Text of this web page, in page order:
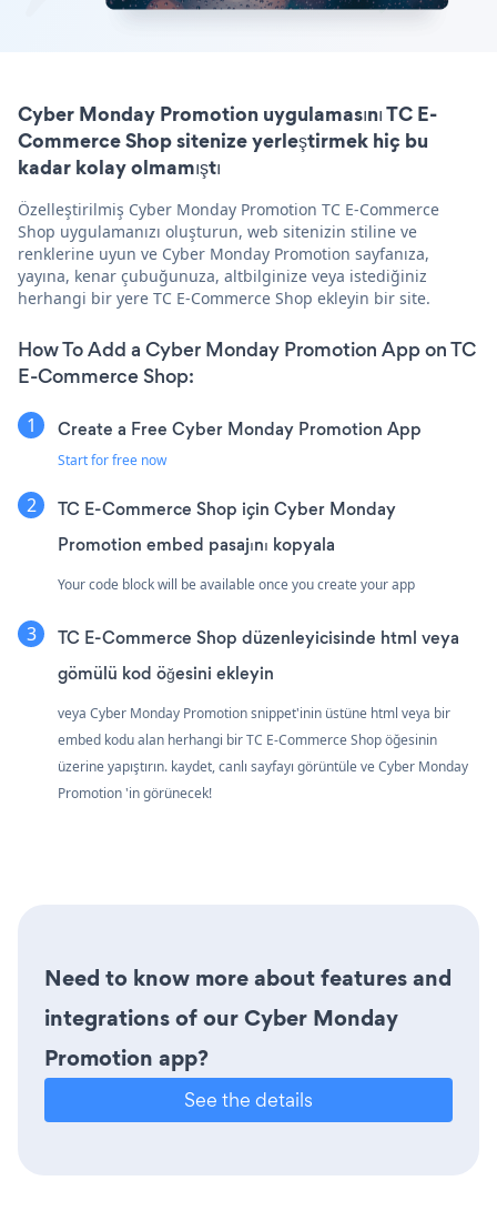
Cyber Monday Promotion uygulamasını TC E-
Commerce Shop sitenize yerleştirmek hiç bu
kadar kolay olmamıştı
Özelleştirilmiş Cyber Monday Promotion TC E-Commerce
Shop uygulamanızı oluşturun, web sitenizin stiline ve
renklerine uyun ve Cyber Monday Promotion sayfanıza,
yayına, kenar çubuğunuza, altbilginize veya istediğiniz
herhangi bir yere TC E-Commerce Shop ekleyin bir site.
How To Add a Cyber Monday Promotion App on TC
E-Commerce Shop:
Create a Free Cyber Monday Promotion App
Start for free now
TC E-Commerce Shop için Cyber Monday
Promotion embed pasajını kopyala
Your code block will be available once you create your app
TC E-Commerce Shop düzenleyicisinde html veya
gömülü kod öğesini ekleyin
veya Cyber Monday Promotion snippet'inin üstüne html veya bir
embed kodu alan herhangi bir TC E-Commerce Shop öğesinin
üzerine yapıştırın. kaydet, canlı sayfayı görüntüle ve Cyber Monday
Promotion 'in görünecek!
Need to know more about features and
integrations of our Cyber Monday
Promotion app?
See the details